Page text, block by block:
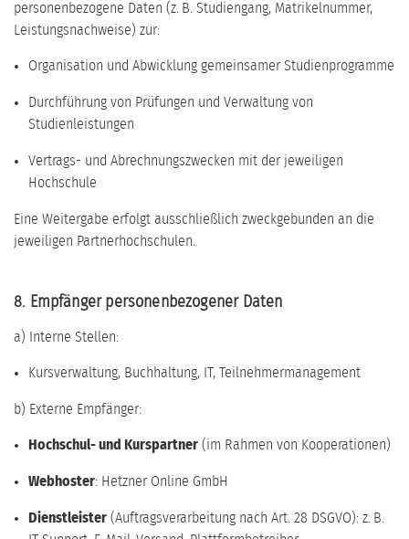
personenbezogene Daten (z. B. Studiengang, Matrikelnummer,
Leistungsnachweise) zur:
Organisation und Abwicklung gemeinsamer Studienprogramme
Durchführung von Prüfungen und Verwaltung von
Studienleistungen
Vertrags- und Abrechnungszwecken mit der jeweiligen
Hochschule
Eine Weitergabe erfolgt ausschließlich zweckgebunden an die
jeweiligen Partnerhochschulen.
8. Empfänger personenbezogener Daten
a) Interne Stellen:
Kursverwaltung, Buchhaltung, IT, Teilnehmermanagement
b) Externe Empfänger:
Hochschul- und Kurspartner (im Rahmen von Kooperationen)
Webhoster: Hetzner Online GmbH
Dienstleister (Auftragsverarbeitung nach Art. 28 DSGVO): z. B.